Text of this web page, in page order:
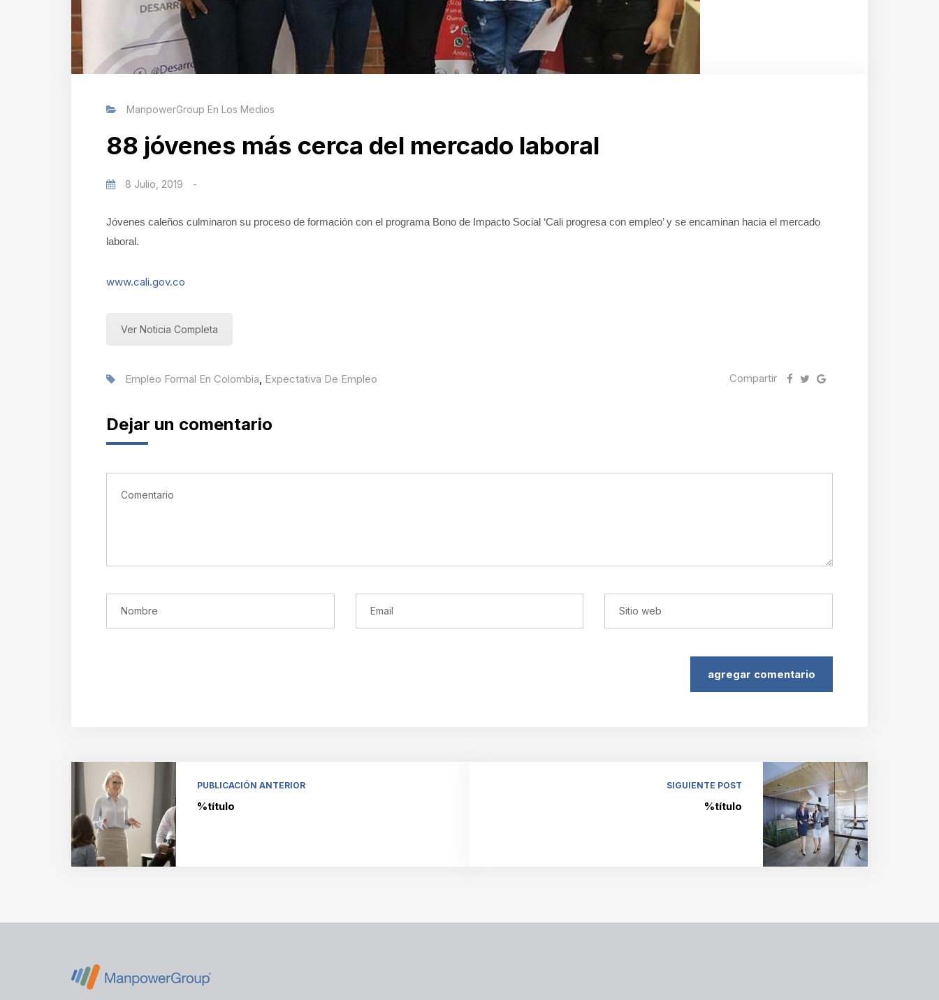
ManpowerGroup En Los Medios
88 jóvenes más cerca del mercado laboral
8 Julio, 2019 -
Jóvenes caleños culminaron su proceso de formación con el programa Bono de Impacto Social ‘Cali progresa con empleo’ y se encaminan hacia el mercado
laboral.
www.cali.gov.co
Ver Noticia Completa
Empleo Formal En Colombia Expectativa De Empleo Compartir
Dejar un comentario
agregar comentario
PUBLICACIÓN ANTERIOR
%título
SIGUIENTE POST
%título